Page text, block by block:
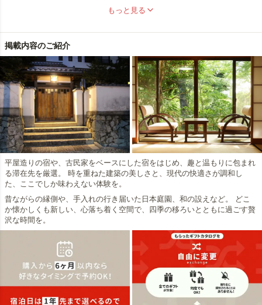
もっと見る
掲載内容のご紹介
平屋造りの宿や、古民家をベースにした宿をはじめ、趣と温もりに包まれ
る滞在先を厳選。 時を重ねた建築の美しさと、現代の快適さが調和し
た、ここでしか味わえない体験を。
昔ながらの縁側や、手入れの行き届いた日本庭園、和の設えなど。 どこ
か懐かしくも新しい、心落ち着く空間で、四季の移ろいとともに過ごす贅
沢な時間を。